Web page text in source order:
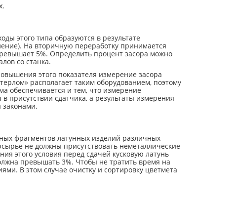
этого типа образуются в результате
На вторичную переработку принимается
5%. Определить процент засора можно
со станка.
этого показателя измерение засора
располагает таким оборудованием, поэтому
обеспечивается и тем, что измерение
присутствии сдатчика, а результаты измерения
законами.
фрагментов латунных изделий различных
не должны присутствовать неметаллические
этого условия перед сдачей кусковую латунь
превышать 3%. Чтобы не тратить время на
В этом случае очистку и сортировку цветмета